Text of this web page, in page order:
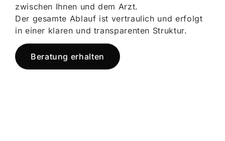
zwischen Ihnen und dem Arzt.
Der gesamte Ablauf ist vertraulich und erfolgt
in einer klaren und transparenten Struktur.
Beratung erhalten